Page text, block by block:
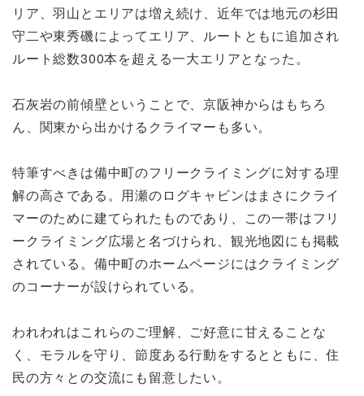
リア、羽山とエリアは増え続け、近年では地元の杉田
守二や東秀磯によってエリア、ルートともに追加され
ルート総数300本を超える一大エリアとなった。
石灰岩の前傾壁ということで、京阪神からはもちろ
ん、関東から出かけるクライマーも多い。
特筆すべきは備中町のフリークライミングに対する理
解の高さである。用瀬のログキャビンはまさにクライ
マーのために建てられたものであり、この一帯はフリ
ークライミング広場と名づけられ、観光地図にも掲載
されている。備中町のホームページにはクライミング
のコーナーが設けられている。
われわれはこれらのご理解、ご好意に甘えることな
く、モラルを守り、節度ある行動をするとともに、住
民の方々との交流にも留意したい。